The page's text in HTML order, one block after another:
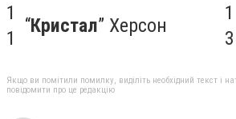
1
1
“Кристал” Херсон
1
3
Якщо ви помітили помилку, виділіть необхідний текст і
повідомити про це редакцію